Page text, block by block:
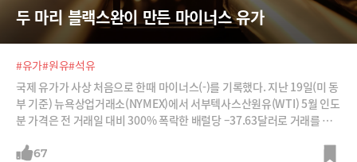
두 마리 블랙스완이 만든 마이너스 유가
#유가#원유#석유
국제 유가가 사상 처음으로 한때 마이너스(-)를 기록했다. 지난 19일(미 동
부 기준) 뉴욕상업거래소(NYMEX)에서 서부텍사스산원유(WTI) 5월 인도
분 가격은 전 거래일 대비 300% 폭락한 배럴당 –37.63달러로 거래를 마
다는 상황이다. 1983년 원유 선물 거래가 시작된 이후 처음 있는 일이
67